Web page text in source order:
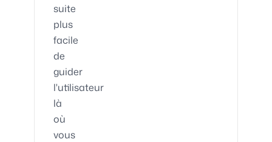
suite
plus
facile
de
guider
l'utilisateur
là
où
vous